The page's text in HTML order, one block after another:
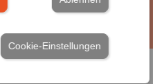
Cookie-Einstellungen